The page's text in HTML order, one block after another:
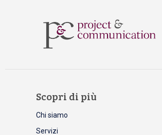
Scopri di più
Chi siamo
Servizi